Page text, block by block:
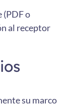
(PDF o
al receptor
su marco